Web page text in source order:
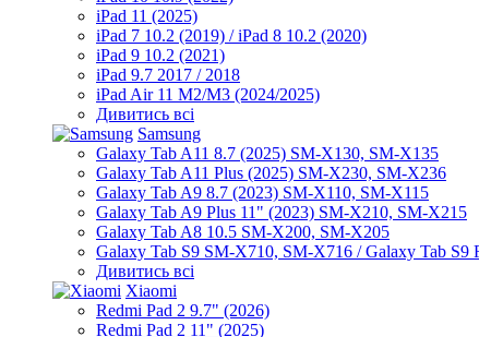
iPad 11 (2025)
iPad 7 10.2 (2019) / iPad 8 10.2 (2020)
iPad 9 10.2 (2021)
iPad 9.7 2017 / 2018
iPad Air 11 M2/M3 (2024/2025)
Дивитись всі
Samsung
Galaxy Tab A11 8.7 (2025) SM-X130, SM-X135
Galaxy Tab A11 Plus (2025) SM-X230, SM-X236
Galaxy Tab A9 8.7 (2023) SM-X110, SM-X115
Galaxy Tab A9 Plus 11" (2023) SM-X210, SM-X215
Galaxy Tab A8 10.5 SM-X200, SM-X205
Galaxy Tab S9 SM-X710, SM-X716 / Galaxy Tab
Дивитись всі
Xiaomi
Redmi Pad 2 9.7" (2026)
Redmi Pad 2 11" (2025)